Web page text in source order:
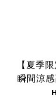
【夏季
瞬間涼
定妝噴